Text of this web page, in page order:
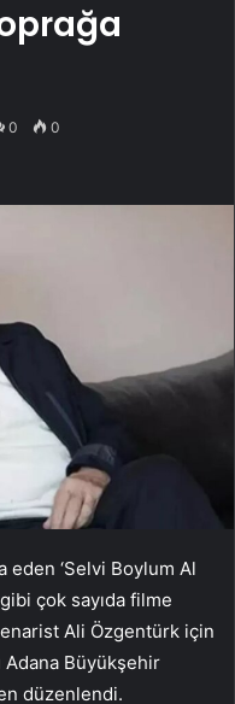
0 0
eden ‘Selvi Boylum Al
gibi çok sayıda filme
Ali Özgentürk için
Adana Büyükşehir
düzenlendi.